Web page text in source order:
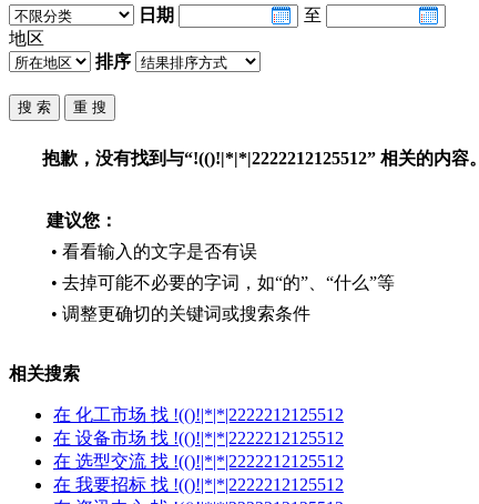
日期
至
地区
排序
抱歉，没有找到与“!(()!|*|*|2222212125512” 相关的内容。
建议您：
• 看看输入的文字是否有误
• 去掉可能不必要的字词，如“的”、“什么”等
• 调整更确切的关键词或搜索条件
相关搜索
在 化工市场 找 !(()!|*|*|2222212125512
在 设备市场 找 !(()!|*|*|2222212125512
在 选型交流 找 !(()!|*|*|2222212125512
在 我要招标 找 !(()!|*|*|2222212125512